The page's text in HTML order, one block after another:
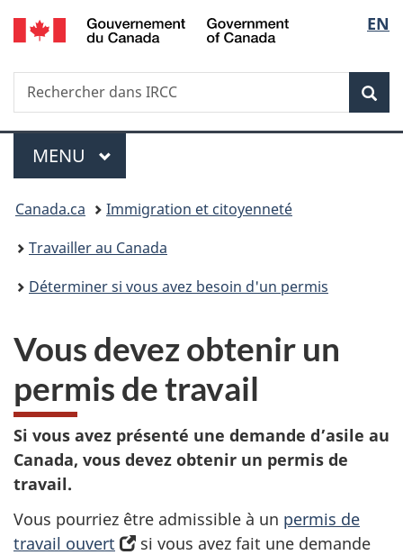
Passer
au
Passer
à
du
Passer
à
simplifiée
de
la
EN
Recherche
Rechercher
dans
Menu
MENU PRINCIPAL
Vous
êtes
ici :
Canada.ca
Immigration et citoyenneté
Travailler au Canada
Déterminer si vous avez besoin d'un permis
Vous devez obtenir un
permis de travail
Si vous avez présenté une demande d’asile au
Canada, vous devez obtenir un permis de
travail.
Vous pourriez être admissible à un permis de
travail ouvert (
si vous avez fait une demande